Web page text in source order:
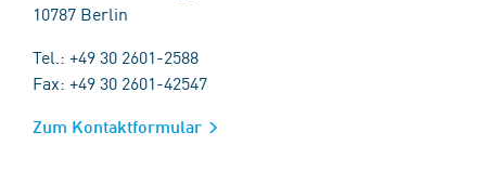
10787 Berlin
Tel.: +49 30 2601-2588
Fax: +49 30 2601-42547
Zum Kontaktformular